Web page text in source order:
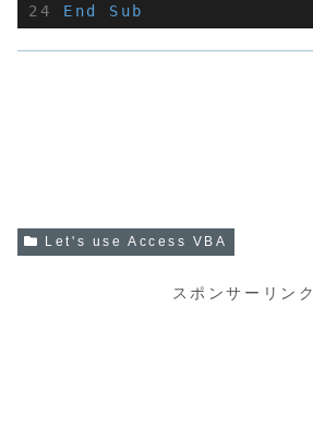
End
Sub
Let's use Access VBA
スポンサーリンク